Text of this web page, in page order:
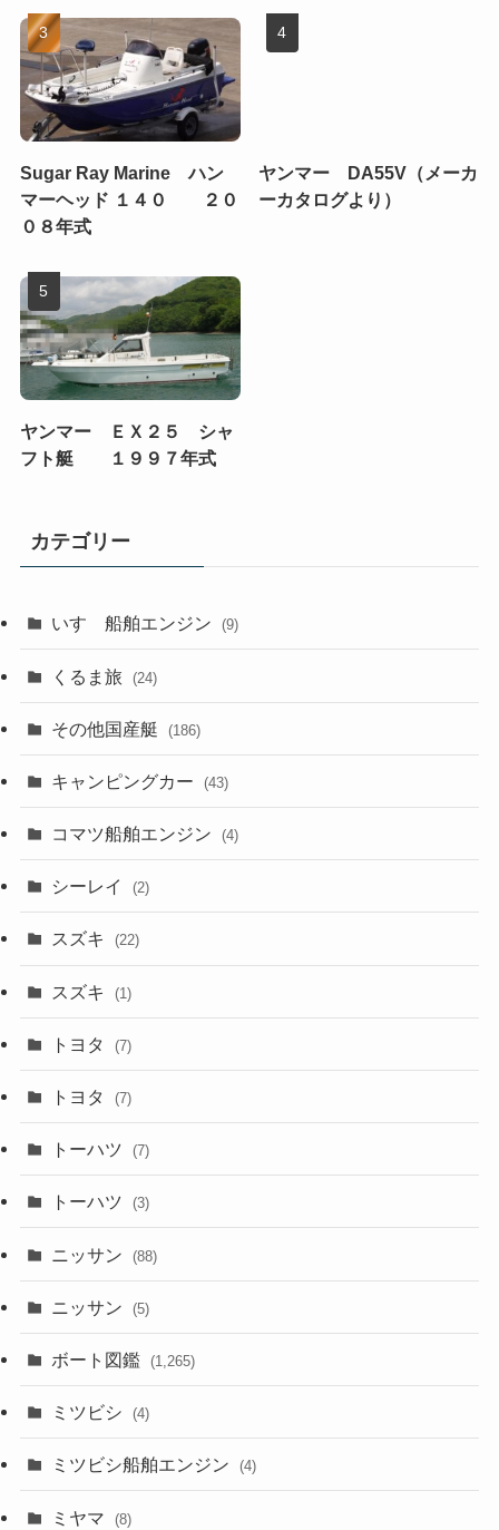
Sugar Ray Marine ハン
マーヘッド １４０ ２０
０８年式
ヤンマー DA55V（メーカ
ーカタログより）
ヤンマー ＥＸ２５ シャ
フト艇 １９９７年式
カテゴリー
いすゞ船舶エンジン (9)
くるま旅 (24)
その他国産艇 (186)
キャンピングカー (43)
コマツ船舶エンジン (4)
シーレイ (2)
スズキ (22)
スズキ (1)
トヨタ (7)
トヨタ (7)
トーハツ (7)
トーハツ (3)
ニッサン (88)
ニッサン (5)
ボート図鑑 (1,265)
ミツビシ (4)
ミツビシ船舶エンジン (4)
ミヤマ (8)